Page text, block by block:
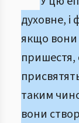
духовне, і
якщо вони
пришестя,
таким
вони